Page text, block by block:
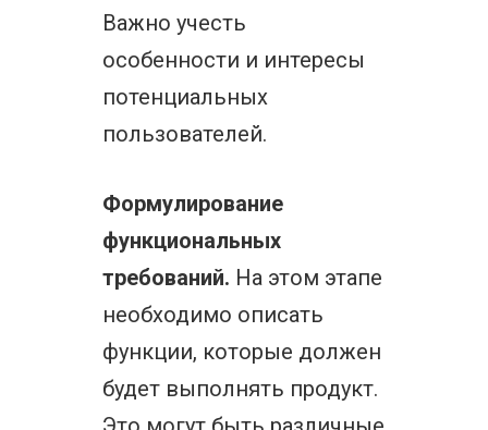
Важно учесть
особенности и интересы
потенциальных
пользователей.
Формулирование
функциональных
требований. На этом этапе
необходимо описать
функции, которые должен
будет выполнять продукт.